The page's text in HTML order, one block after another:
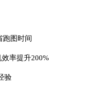
跑图时间
率提升200%
验